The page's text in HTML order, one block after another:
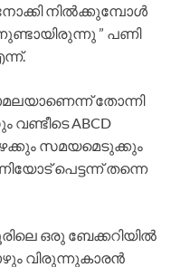
നിൽക്കുമ്പോൾ
” പണി
തോന്നി
ABCD
സമയമെടുക്കും
പെട്ടന്ന് തന്നെ
ഒരു ബേക്കറിയിൽ
വിരുന്നുകാരൻ